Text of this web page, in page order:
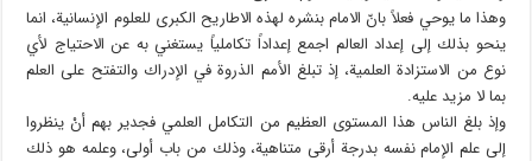
وهذا ما يوحي فعلاً بانّ الامام بنشره لهذه الاطاريح الكبرى للعلوم الإنسانية، انما
ينحو بذلك إلى إعداد العالم اجمع إعداداً تكاملياً يستغني به عن الاحتياج لأي
نوع من الاستزادة العلمية، إذ تبلغ الأمم الذروة في الإدراك والتفتح على العلم
بما لا مزيد عليه.
وإذ بلغ الناس هذا المستوى العظيم من التكامل العلمي فجدير بهم أنْ ينظروا
إلى علم الإمام نفسه بدرجة أرقى متناهية، وذلك من باب أولى، وعلمه هو ذلك